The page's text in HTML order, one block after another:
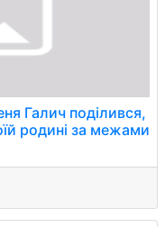
Галич поділився,
родині за межами